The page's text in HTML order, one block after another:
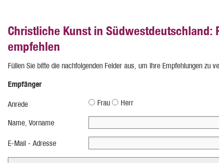
Christliche Kunst in Südwestdeutschland:
empfehlen
Füllen Sie bitte die nachfolgenden Felder aus, um Ihre Empfehlungen zu
Empfänger
Anrede Frau Herr
Name, Vorname
E-Mail - Adresse